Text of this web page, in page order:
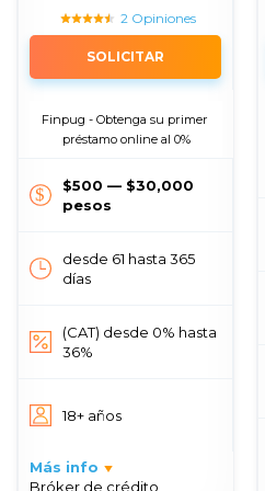
2 Opiniones
SOLICITAR
Finpug - Obtenga su primer
préstamo online al 0%
$500 — $30,000
pesos
desde 61 hasta 365
días
(CAT) desde 0% hasta
36%
18+ años
Más info
Bróker de crédito